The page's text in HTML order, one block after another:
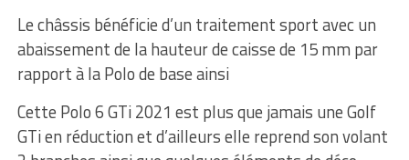
Le châssis bénéficie d’un traitement sport avec un
abaissement de la hauteur de caisse de 15 mm par
rapport à la Polo de base ainsi
Cette Polo 6 GTi 2021 est plus que jamais une Golf
GTi en réduction et d’ailleurs elle reprend son volant